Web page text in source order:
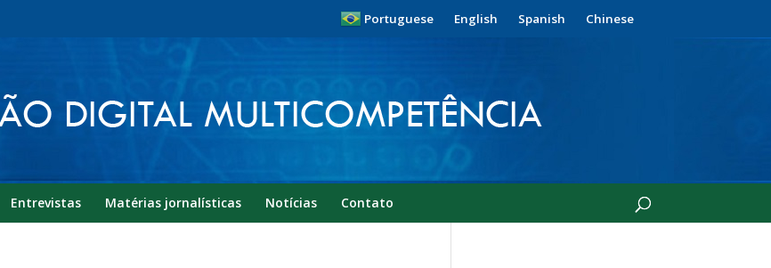
Portuguese English Spanish Chinese
Entrevistas Matérias jornalísticas Notícias Contato